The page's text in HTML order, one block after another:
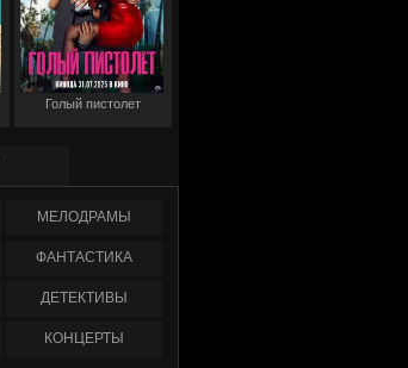
Голый пистолет
МЕЛОДРАМЫ
ФАНТАСТИКА
ДЕТЕКТИВЫ
КОНЦЕРТЫ